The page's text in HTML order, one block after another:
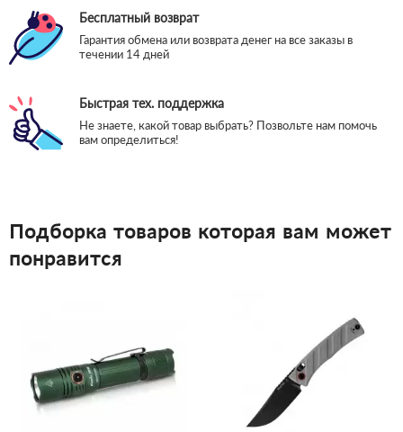
Бесплатный возврат
Гарантия обмена или возврата денег на все заказы в
течении 14 дней
Быстрая тех. поддержка
Не знаете, какой товар выбрать? Позвольте нам помочь
вам определиться!
Подборка товаров которая вам может
понравится